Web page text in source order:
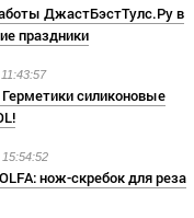
ДжастБэстТулс.Ру в
праздники
силиконовые
нож-скребок для реза